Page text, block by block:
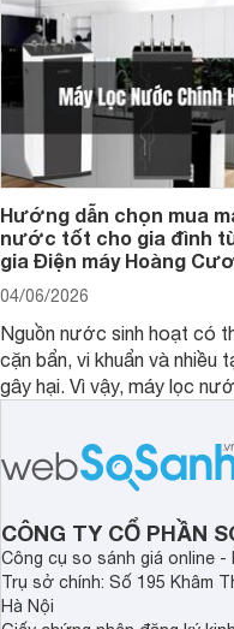
Hướng dẫn chọn mua
nước tốt cho gia đình
gia Điện máy Hoàng
04/06/2026
Nguồn nước sinh hoạt có
cặn bẩn, vi khuẩn và nhiều
gây hại. Vì vậy, máy lọc
sức khỏe và đảm bảo
sạch cho cả gia đình.
CÔNG TY CỔ PHẦN
Công cụ so sánh giá online -
Trụ sở chính: Số 195 Khâm
Hà Nội